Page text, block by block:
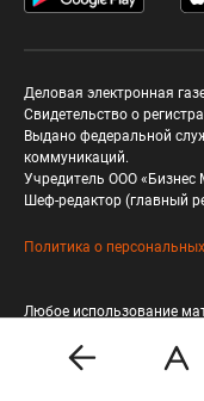
Деловая электронная
Свидетельство о
Выдано федеральной
коммуникаций.
Учредитель ООО «Бизнес
Шеф-редактор (главный
Политика о
Любое использование